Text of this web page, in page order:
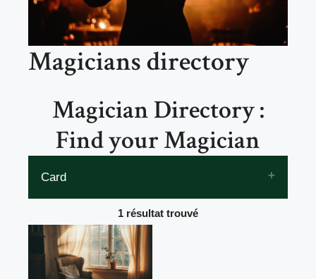
Magicians directory
Magician Directory :
Find your Magician
Card
Adresse Google Map Téléphone - 2
Rechercher quand je déplace la carte
1 résultat trouvé